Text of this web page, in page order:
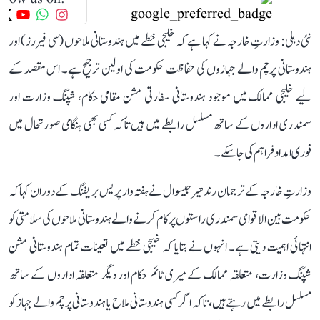
نئی دہلی: وزارتِ خارجہ نے کہا ہے کہ خلیجی خطے میں ہندوستانی ملاحوں (سی فیررز) اور
ہندوستانی پرچم والے جہازوں کی حفاظت حکومت کی اولین ترجیح ہے۔ اس مقصد کے
لیے خلیجی ممالک میں موجود ہندوستانی سفارتی مشن مقامی حکام، شپنگ وزارت اور
سمندری اداروں کے ساتھ مسلسل رابطے میں ہیں تاکہ کسی بھی ہنگامی صورتحال میں
فوری امداد فراہم کی جا سکے۔
وزارتِ خارجہ کے ترجمان رندھیر جیسوال نے ہفتہ وار پریس بریفنگ کے دوران کہا کہ
حکومت بین الاقوامی سمندری راستوں پر کام کرنے والے ہندوستانی ملاحوں کی سلامتی کو
انتہائی اہمیت دیتی ہے۔ انہوں نے بتایا کہ خلیجی خطے میں تعینات تمام ہندوستانی مشن
شپنگ وزارت، متعلقہ ممالک کے میری ٹائم حکام اور دیگر متعلقہ اداروں کے ساتھ
مسلسل رابطے میں رہتے ہیں، تاکہ اگر کسی ہندوستانی ملاح یا ہندوستانی پرچم والے جہاز کو